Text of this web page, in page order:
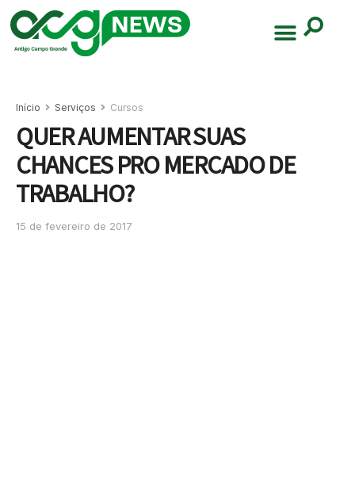
Início Serviços Cursos
QUER AUMENTAR SUAS
CHANCES PRO MERCADO DE
TRABALHO?
15 de fevereiro de 2017